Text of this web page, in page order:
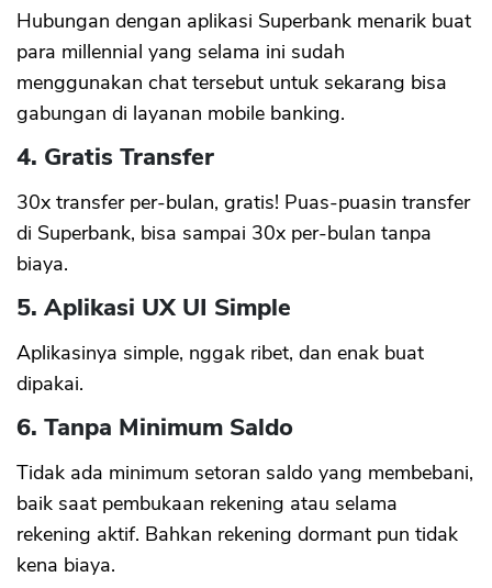
Hubungan dengan aplikasi Superbank menarik buat
para millennial yang selama ini sudah
menggunakan chat tersebut untuk sekarang bisa
gabungan di layanan mobile banking.
4. Gratis Transfer
30x transfer per-bulan, gratis! Puas-puasin transfer
di Superbank, bisa sampai 30x per-bulan tanpa
biaya.
5. Aplikasi UX UI Simple
Aplikasinya simple, nggak ribet, dan enak buat
dipakai.
6. Tanpa Minimum Saldo
Tidak ada minimum setoran saldo yang membebani,
baik saat pembukaan rekening atau selama
rekening aktif. Bahkan rekening dormant pun tidak
kena biaya.